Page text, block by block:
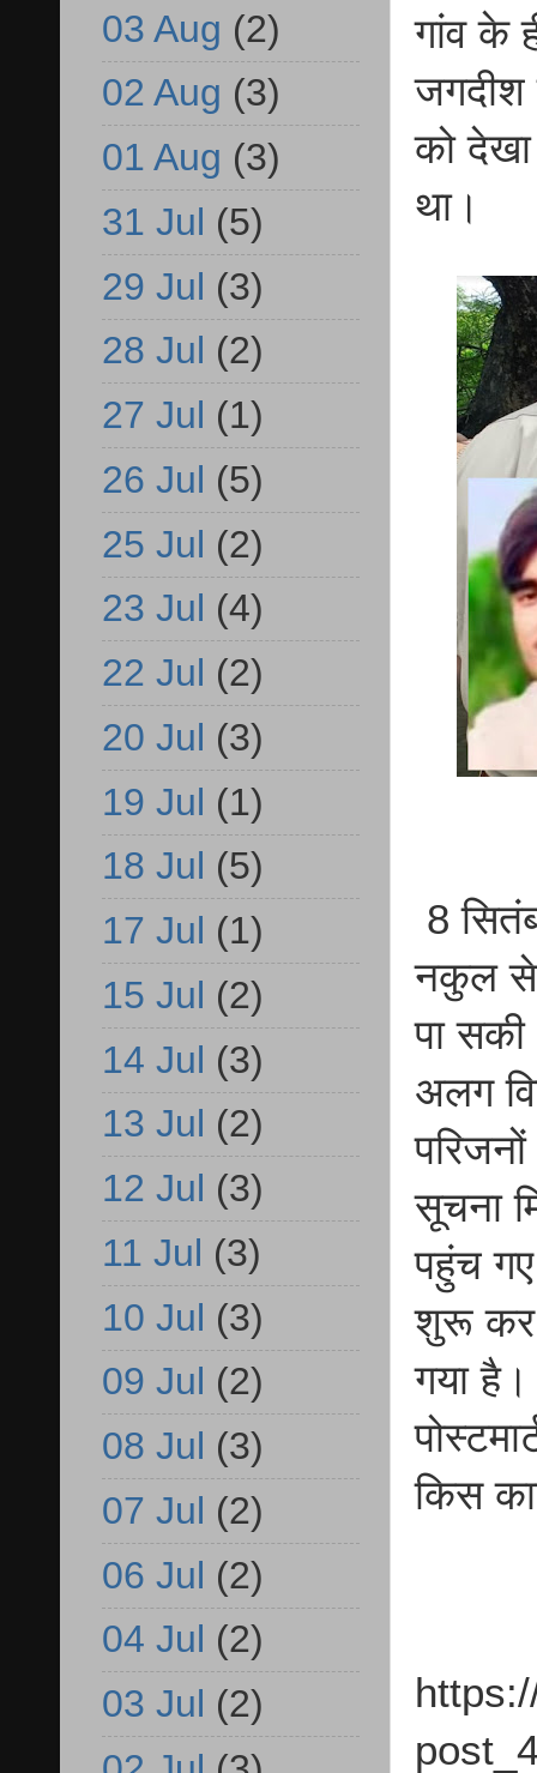
गांव के
जगदीश
को देखा
था।
8
नकुल से
पा
अलग
सूचना
पहुंच
शुरू कर
गया है।
किस
03 Aug (2)
02 Aug (3)
01 Aug (3)
31 Jul (5)
29 Jul (3)
28 Jul (2)
27 Jul (1)
26 Jul (5)
25 Jul (2)
23 Jul (4)
22 Jul (2)
20 Jul (3)
19 Jul (1)
18 Jul (5)
17 Jul (1)
15 Jul (2)
14 Jul (3)
13 Jul (2)
12 Jul (3)
11 Jul (3)
10 Jul (3)
09 Jul (2)
08 Jul (3)
07 Jul (2)
06 Jul (2)
04 Jul (2)
03 Jul (2)